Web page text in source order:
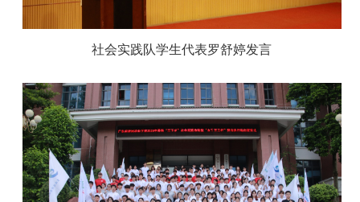
社会实践队学生代表罗舒婷发言